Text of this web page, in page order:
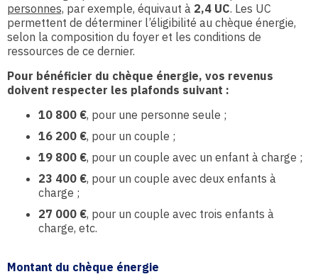
personnes, par exemple, équivaut à 2,4 UC. Les UC
permettent de déterminer l’éligibilité au chèque énergie,
selon la composition du foyer et les conditions de
ressources de ce dernier.
Pour bénéficier du chèque énergie, vos revenus
doivent respecter les plafonds suivant :
10 800 €, pour une personne seule ;
16 200 €, pour un couple ;
19 800 €, pour un couple avec un enfant à charge ;
23 400 €, pour un couple avec deux enfants à
charge ;
27 000 €, pour un couple avec trois enfants à
charge, etc.
Montant du chèque énergie